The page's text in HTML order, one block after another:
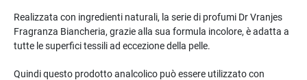
Realizzata con ingredienti naturali, la serie di profumi Dr Vranjes
Fragranza Biancheria, grazie alla sua formula incolore, è adatta a
tutte le superfici tessili ad eccezione della pelle.
Quindi questo prodotto analcolico può essere utilizzato con